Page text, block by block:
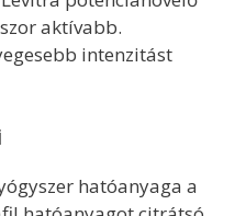
aktívabb.
intenzitást
hatóanyaga a